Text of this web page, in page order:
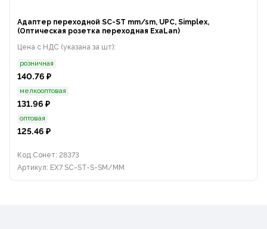
Адаптер переходной SC-ST mm/sm, UPC, Simplex,
(Оптическая розетка переходная ExaLan)
Цена с НДС (указана за шт):
розничная
140.76 ₽
мелкооптовая
131.96 ₽
оптовая
125.46 ₽
Код Сонет: 28373
Артикул: EX7 SC-ST-S-SM/MM